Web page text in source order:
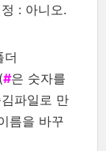
: 아니오.
더
#은 숫자를
파일로 만
름을 바꾸